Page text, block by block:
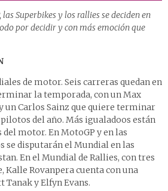
Superbikes y los rallies se deciden en
por decidir y con más emoción que
de motor. Seis carreras quedan en
la temporada, con un Max
un Carlos Sainz que quiere terminar
del año. Más igualadoos están
motor. En MotoGP y en las
se disputarán el Mundial en las
En el Mundial de Rallies, con tres
Kalle Rovanpera cuenta con una
Tanak y Elfyn Evans.